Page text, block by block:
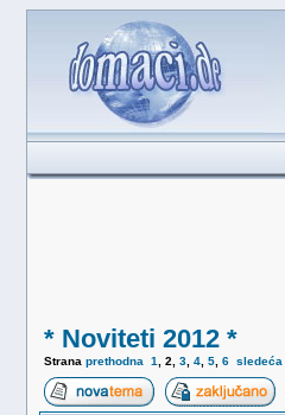
* Noviteti 2012 *
Strana prethodna 1 2 3, 4, 5, 6 sledeća